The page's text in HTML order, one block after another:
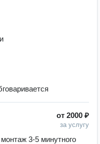
от 2000 ₽
за услугу
3-5 минутного